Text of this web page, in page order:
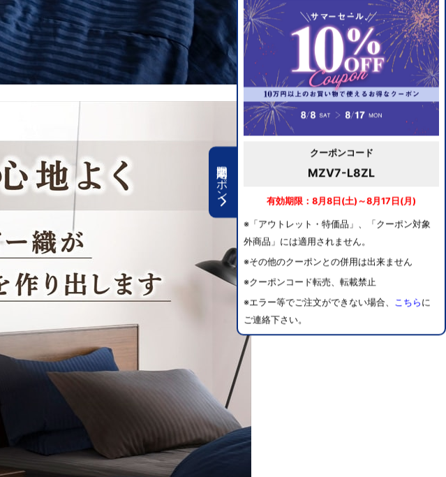
期間限定クーポン
クーポンコード
MZV7-L8ZL
有効期限：8月8日(土)～8月17日(月)
※「アウトレット・特価品」、「クーポン対象
外商品」には適用されません。
※その他のクーポンとの併用は出来ません
※クーポンコード転売、転載禁止
※エラー等でご注文ができない場合、 こちら に
ご連絡下さい。